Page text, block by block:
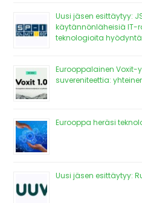
Uusi jäsen esittäytyy:
käytännönläheisiä IT-
teknologioita
Eurooppalainen
suvereniteettia:
Eurooppa heräsi
Uusi jäsen esittäytyy: